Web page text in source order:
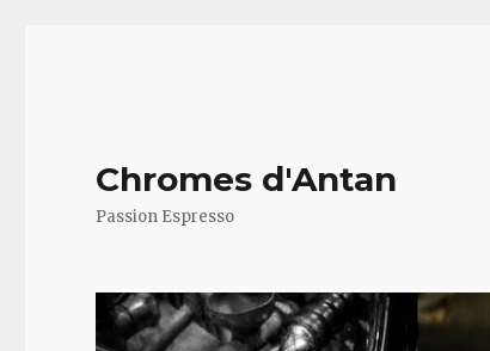
Chromes d'Antan
Passion Espresso